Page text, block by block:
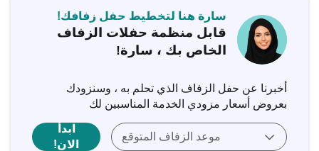
سارة هنا لتخطيط حفل زفافك!
قابل منظمة حفلات الزفاف
الخاص بك ، سارة!
أخبرنا عن حفل الزفاف الذي تحلم به ، وسنزودك
بعروض أسعار مزودي الخدمة المناسبين لك
موعد الزفاف المتوقع
ابدأ
الان!